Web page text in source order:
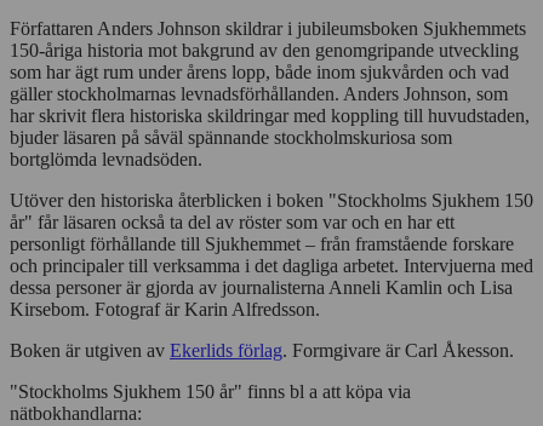
Författaren Anders Johnson skildrar i jubileumsboken Sjukhemmets
150-åriga historia mot bakgrund av den genomgripande utveckling
som har ägt rum under årens lopp, både inom sjukvården och vad
gäller stockholmarnas levnadsförhållanden. Anders Johnson, som
har skrivit flera historiska skildringar med koppling till huvudstaden,
bjuder läsaren på såväl spännande stockholmskuriosa som
bortglömda levnadsöden.
Utöver den historiska återblicken i boken "Stockholms Sjukhem 150
år" får läsaren också ta del av röster som var och en har ett
personligt förhållande till Sjukhemmet – från framstående forskare
och principaler till verksamma i det dagliga arbetet. Intervjuerna med
dessa personer är gjorda av journalisterna Anneli Kamlin och Lisa
Kirsebom. Fotograf är Karin Alfredsson.
Boken är utgiven av Ekerlids förlag. Formgivare är Carl Åkesson.
"Stockholms Sjukhem 150 år" finns bl a att köpa via
nätbokhandlarna: